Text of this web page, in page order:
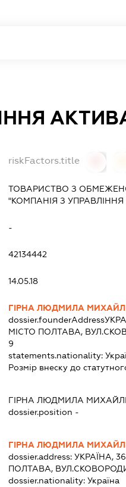
riskFactors.title
ТОВАРИСТВО З
"КОМПАНІЯ З
-
42134442
14.05.18
ГІРНА ЛЮДМИЛА
dossier.founderAddress
МІСТО ПОЛТАВА,
9
statements.nationality:
Розмір внеску до
ГІРНА ЛЮДМИЛА
dossier.position -
ГІРНА ЛЮДМИЛА
dossier.address: УКРАЇНА,
ПОЛТАВА,
dossier.nationality: Україна